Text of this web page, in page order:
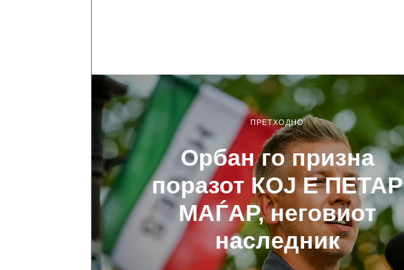
ПРЕТХОДНО
Орбан го призна
поразот КОЈ Е ПЕТАР
МАЃАР, неговиот
наследник